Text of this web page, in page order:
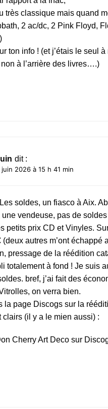
très classique mais quand
2 ac/dc, 2 Pink Floyd,
ton info ! (et j’étais le
à l’arrière des livres….)
dit :
2026 à 15 h 41 min
soldes, un fiasco à Aix.
vendeuse, pas de
petits prix CD et Vinyles.
(deux autres m’ont échappé
pressage de la réédition
totalement à fond ! Je suis
bref, j’ai fait des
on verra bien.
la page Discogs sur la
clairs (il y a le mien aussi) :
Cherry Art Deco sur